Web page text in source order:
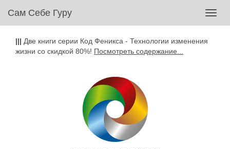
Сам Себе Гуру
||| Две книги серии Код Феникса - Технологии изменения
жизни со скидкой 80%! Посмотреть содержание...